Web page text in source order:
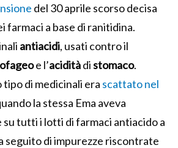
del 30 aprile scorso decisa
farmaci a base di ranitidina.
antiacidi, usati contro il
e l’aciditàdistomaco.
tipo di medicinali era scattato nel
la stessa Ema aveva
tutti i lotti di farmaci antiacido a
seguito di impurezze riscontrate